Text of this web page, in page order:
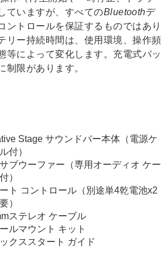
ていますが、すべてのBluetoothデ
ントロールを保証するものではあり
リー持続時間は、使用環境、操作頻
等によって変化します。充電式バッ
制限があります。
Stage サウンドバー本体（電源ケ
付）
ブウーファー（専用オーディオ ケー
）
ト コントロール（別途単4乾電池x2
）
ステレオ ケーブル
ルマウント キット
クススタート ガイド